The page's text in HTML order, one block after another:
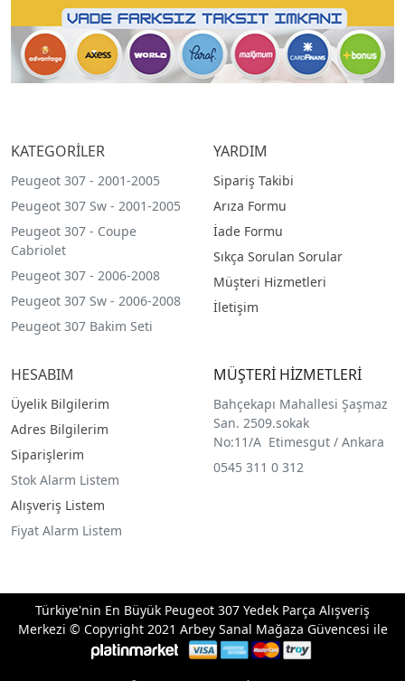
KATEGORİLER
Peugeot 307 - 2001-2005
Peugeot 307 Sw - 2001-2005
Peugeot 307 - Coupe
Cabriolet
Peugeot 307 - 2006-2008
Peugeot 307 Sw - 2006-2008
Peugeot 307 Bakim Seti
YARDIM
Sipariş Takibi
Arıza Formu
İade Formu
Sıkça Sorulan Sorular
Müşteri Hizmetleri
İletişim
HESABIM
Üyelik Bilgilerim
Adres Bilgilerim
Siparişlerim
Stok Alarm Listem
Alışveriş Listem
Fiyat Alarm Listem
MÜŞTERİ HİZMETLERİ
Bahçekapı Mahallesi Şaşmaz
San. 2509.sokak
No:11/A Etimesgut / Ankara
0545 311 0 312
Türkiye'nin En Büyük Peugeot 307 Yedek Parça Alışveriş
Merkezi © Copyright 2021 Arbey Sanal Mağaza Güvencesi ile